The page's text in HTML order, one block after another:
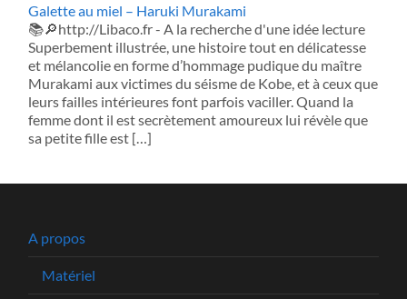
Galette au miel – Haruki Murakami
📚🔎http://Libaco.fr - A la recherche d'une idée lecture
Superbement illustrée, une histoire tout en délicatesse
et mélancolie en forme d’hommage pudique du maître
Murakami aux victimes du séisme de Kobe, et à ceux que
leurs failles intérieures font parfois vaciller. Quand la
femme dont il est secrètement amoureux lui révèle que
sa petite fille est […]
A propos
Matériel